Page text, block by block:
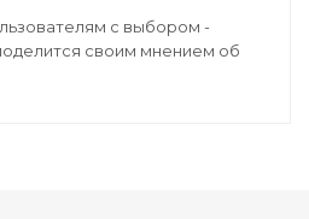
с выбором -
своим мнением об